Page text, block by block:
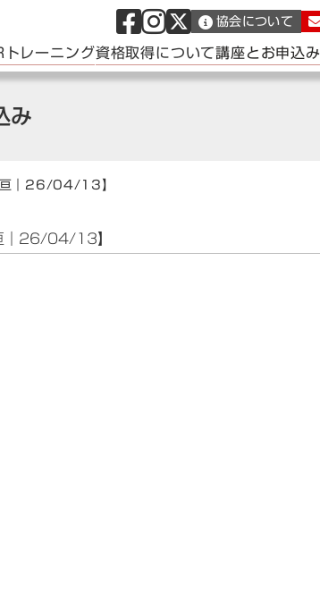
み
亘｜26/04/13】
｜26/04/13】
協会について
レーニング資格取得について講座とお申込み